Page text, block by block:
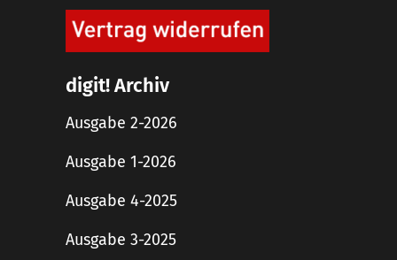
digit! Archiv
Ausgabe 2-2026
Ausgabe 1-2026
Ausgabe 4-2025
Ausgabe 3-2025